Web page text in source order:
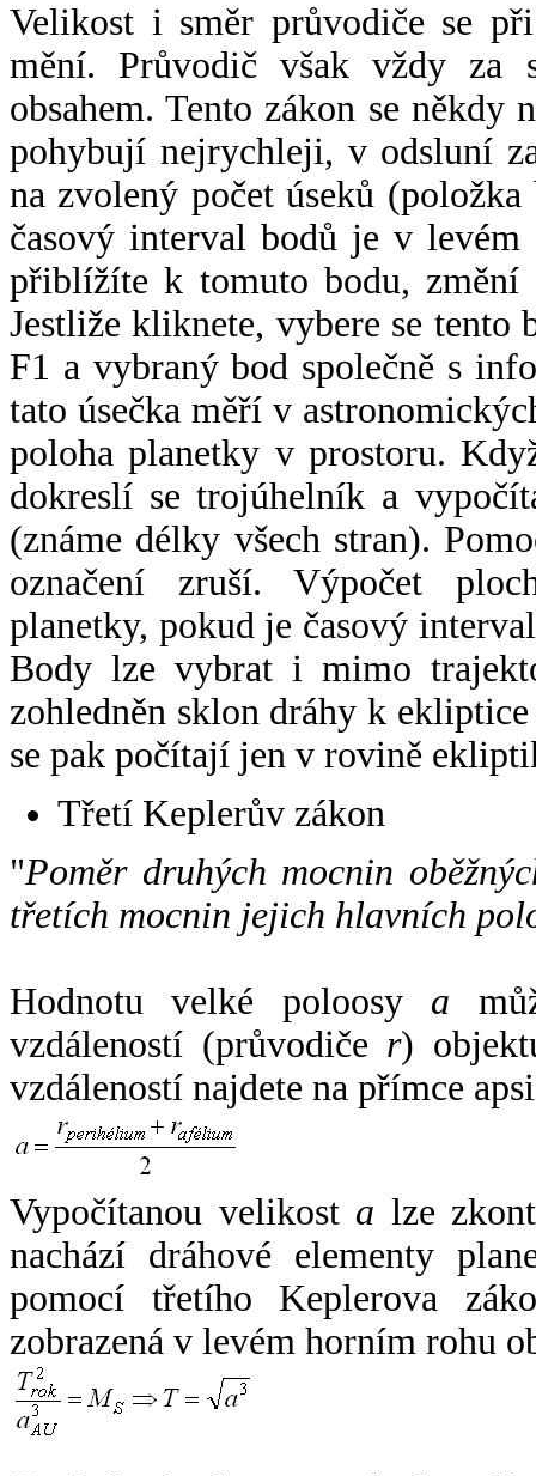
Velikost i směr průvodiče se
mění. Průvodič však vždy za
obsahem. Tento zákon se někdy
pohybují nejrychleji, v odsluní
na zvolený počet úseků
časový interval bodů je v
přiblížíte k tomuto bodu,
Jestliže kliknete, vybere se tento
F1 a vybraný bod společně s
tato úsečka měří v
poloha planetky v prostoru.
dokreslí se trojúhelník a
(známe délky všech stran).
označení zruší. Výpočet
planetky, pokud je časový
Body lze vybrat i mimo
zohledněn sklon dráhy k
se pak počítají jen v rovině
Třetí Keplerův zákon
"Poměr druhých mocnin
třetích mocnin jejich hlavních
Hodnotu velké poloosy a
vzdáleností (průvodiče r)
vzdáleností najdete na přímce
Vypočítanou velikost a lze
nachází dráhové elementy
pomocí třetího Keplerova
zobrazená v levém horním rohu